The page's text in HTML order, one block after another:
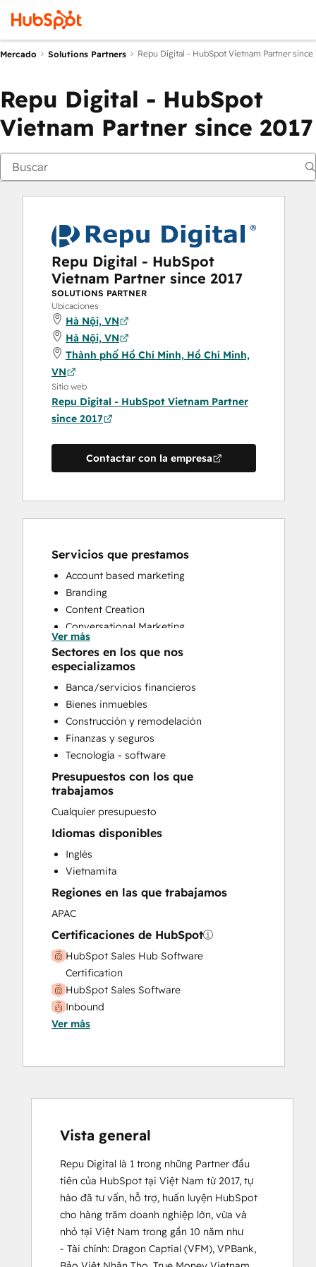
Mercado Solutions Partners Repu Digital - HubSpot Vietnam Partner since
Repu Digital - HubSpot
Vietnam Partner since 2017
Repu Digital - HubSpot
Vietnam Partner since 2017
SOLUTIONS PARTNER
Ubicaciones
Hà Nội, VN
Hà Nội, VN
Thành phố Hồ Chí Minh, Hồ Chí Minh,
VN
Sitio web
Repu Digital - HubSpot Vietnam Partner
since 2017
Contactar con la empresa
Servicios que prestamos
Account based marketing
Branding
Content Creation
Conversational Marketing
CRM Implementation
CRM Migration
Customer Marketing
Customer Success Training
Customer Support Training
Customer Survey and Analysis
Email Marketing
Full Inbound Marketing Services
Help Desk Implementation
HubSpot Onboarding
Knowledge Base Development
Paid Advertising
Sales and Marketing Alignment
Sales Enablement
Search Engine Optimization
Website Design
Website Migration
Ver más
Sectores en los que nos
especializamos
Banca/servicios financieros
Bienes inmuebles
Construcción y remodelación
Finanzas y seguros
Tecnología - software
Presupuestos con los que
trabajamos
Cualquier presupuesto
Idiomas disponibles
Inglés
Vietnamita
Regiones en las que trabajamos
APAC
Certificaciones de HubSpot
HubSpot Sales Hub Software
Certification
HubSpot Sales Software
Inbound
Ver más
Vista general
Repu Digital là 1 trong những Partner đầu
tiên của HubSpot tại Việt Nam từ 2017, tự
hào đã tư vấn, hỗ trợ, huấn luyện HubSpot
cho hàng trăm doanh nghiệp lớn, vừa và
nhỏ tại Việt Nam trong gần 10 năm như
- Tài chính: Dragon Captial (VFM), VPBank,